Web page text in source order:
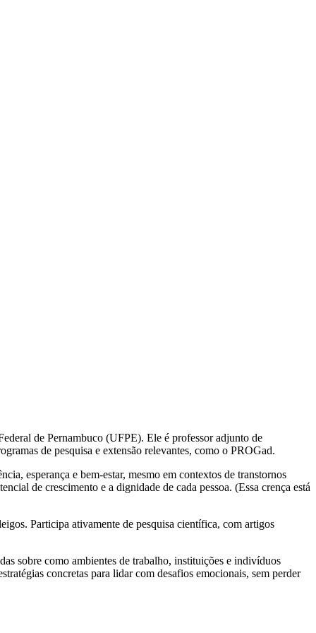
de Pernambuco (UFPE). Ele é professor adjunto de
de pesquisa e extensão relevantes, como o PROGad.
esperança e bem-estar, mesmo em contextos de transtornos
de crescimento e a dignidade de cada pessoa. (Essa crença está
Participa ativamente de pesquisa científica, com artigos
sobre como ambientes de trabalho, instituições e indivíduos
concretas para lidar com desafios emocionais, sem perder